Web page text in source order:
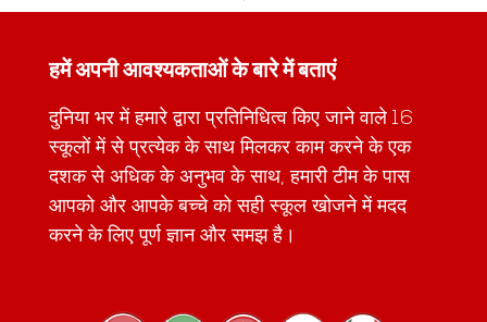
हमें अपनी आवश्यकताओं के बारे में बताएं
दुनिया भर में हमारे द्वारा प्रतिनिधित्व किए जाने वाले 16
स्कूलों में से प्रत्येक के साथ मिलकर काम करने के एक
दशक से अधिक के अनुभव के साथ, हमारी टीम के पास
आपको और आपके बच्चे को सही स्कूल खोजने में मदद
करने के लिए पूर्ण ज्ञान और समझ है।